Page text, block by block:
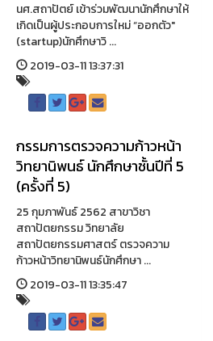
นศ.สถาปัตย์ เข้าร่วมพัฒนานักศึกษาให้
เกิดเป็นผู้ประกอบการใหม่ “ออกตัว"
(startup)นักศึกษาวิ ...
2019-03-11 13:37:31
กรรมการตรวจความก้าวหน้า
วิทยานิพนธ์ นักศึกษาชั้นปีที่ 5
(ครั้งที่ 5)
25 กุมภาพันธ์ 2562 สาขาวิชา
สถาปัตยกรรม วิทยาลัย
สถาปัตยกรรมศาสตร์ ตรวจความ
ก้าวหน้าวิทยานิพนธ์นักศึกษา ...
2019-03-11 13:35:47